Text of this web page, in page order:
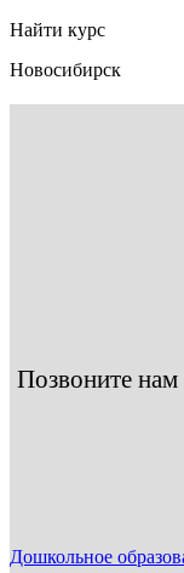
Найти курс
Новосибирск
Позвоните
Дошкольное